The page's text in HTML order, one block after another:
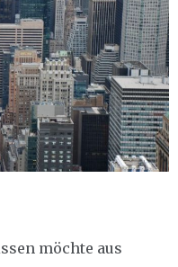
möchte aus